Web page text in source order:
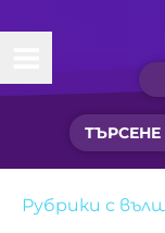
Начало
Какво
Рубрики с
Рубрики с